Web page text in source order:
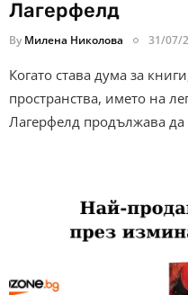
Лагерфелд
By Милена Николова 31/07/
Когато става дума за
пространства, името на
Лагерфелд продължава